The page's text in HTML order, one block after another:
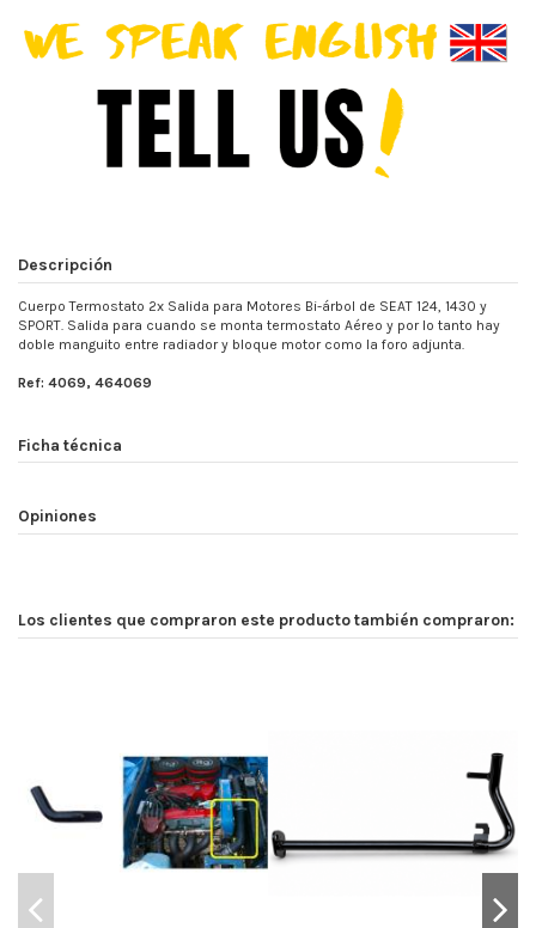
Descripción
Cuerpo Termostato 2x Salida para Motores Bi-árbol de SEAT 124, 1430 y
SPORT. Salida para cuando se monta termostato Aéreo y por lo tanto hay
doble manguito entre radiador y bloque motor como la foro adjunta.
Ref: 4069, 464069
Ficha técnica
Opiniones
Los clientes que compraron este producto también compraron: